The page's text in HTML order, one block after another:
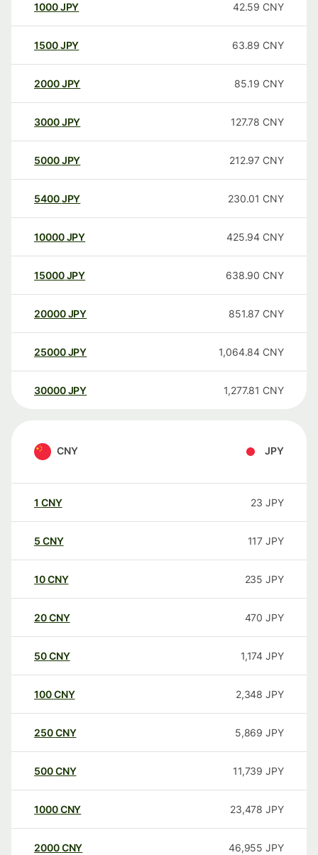
1000JPY 42.59 CNY
1500JPY 63.89 CNY
2000JPY 85.19 CNY
3000JPY 127.78 CNY
5000JPY 212.97 CNY
5400JPY 230.01 CNY
10000 JPY 425.94 CNY
15000 JPY 638.90 CNY
20000 JPY 851.87 CNY
25000 JPY 1,064.84 CNY
30000 JPY 1,277.81 CNY
CNY JPY
1 CNY 23 JPY
5 CNY 117 JPY
10CNY 235 JPY
20CNY 470 JPY
50CNY 1,174 JPY
100CNY 2,348 JPY
250CNY 5,869 JPY
500CNY 11,739 JPY
1000CNY 23,478 JPY
2000CNY 46,955 JPY